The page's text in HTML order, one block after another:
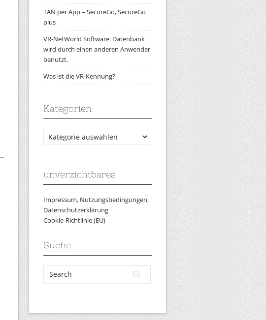
TAN per App – SecureGo, SecureGo
plus
VR-NetWorld Software: Datenbank
wird durch einen anderen Anwender
benutzt.
Was ist die VR-Kennung?
Kategorien
Kategorien
unverzichtbares
Impressum, Nutzungsbedingungen,
Datenschutzerklärung
Cookie-Richtlinie (EU)
Suche